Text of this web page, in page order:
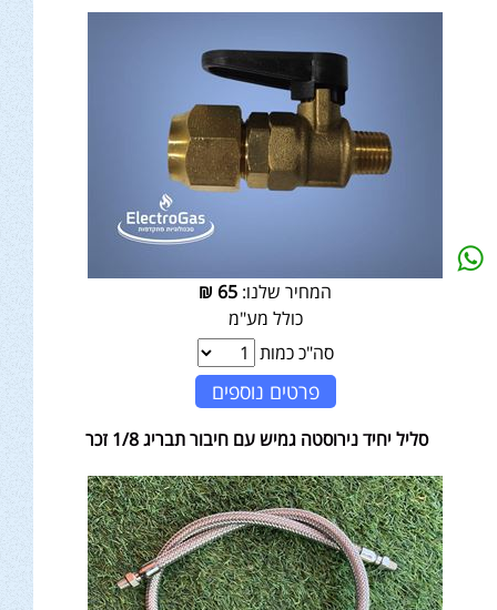
המחיר שלנו: 65
₪
כולל מע"מ
סה"כ כמות
פרטים נוספים
סליל יחיד נירוסטה גמיש עם חיבור תבריג 1/8 זכר